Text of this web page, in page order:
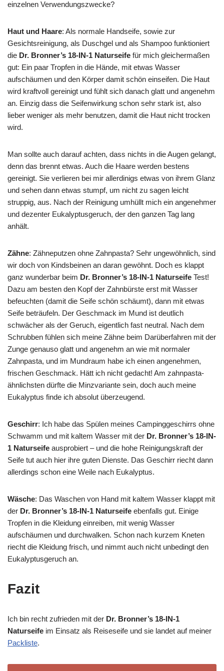
einzelnen Verwendungszwecke?
Haut und Haare: Als normale Handseife, sowie zur
Gesichtsreinigung, als Duschgel und als Shampoo funktioniert
die Dr. Bronner’s 18-IN-1 Naturseife für mich gleichermaßen
gut: Ein paar Tropfen in die Hände, mit etwas Wasser
aufschäumen und den Körper damit schön einseifen. Die Haut
wird kraftvoll gereinigt und fühlt sich danach glatt und angenehm
an. Einzig dass die Seifenwirkung schon sehr stark ist, also
lieber weniger als mehr benutzen, damit die Haut nicht trocken
wird.
Man sollte auch darauf achten, dass nichts in die Augen gelangt,
denn das brennt etwas. Auch die Haare werden bestens
gereinigt. Sie verlieren bei mir allerdinigs etwas von ihrem Glanz
und sehen dann etwas stumpf, um nicht zu sagen leicht
struppig, aus. Nach der Reinigung umhüllt mich ein angenehmer
und dezenter Eukalyptusgeruch, der den ganzen Tag lang
anhält.
Zähne: Zähneputzen ohne Zahnpasta? Sehr ungewöhnlich, sind
wir doch von Kindsbeinen an daran gewöhnt. Doch es klappt
ganz wunderbar beim Dr. Bronner’s 18-IN-1 Naturseife Test!
Dazu am besten den Kopf der Zahnbürste erst mit Wasser
befeuchten (damit die Seife schön schäumt), dann mit etwas
Seife beträufeln. Der Geschmack im Mund ist deutlich
schwächer als der Geruch, eigentlich fast neutral. Nach dem
Schrubben fühlen sich meine Zähne beim Darüberfahren mit der
Zunge genauso glatt und angenehm an wie mit normaler
Zahnpasta, und im Mundraum habe ich einen angenehmen,
frischen Geschmack. Hätt ich nicht gedacht! Am zahnpasta-
ähnlichsten dürfte die Minzvariante sein, doch auch meine
Eukalyptus finde ich absolut überzeugend.
Geschirr: Ich habe das Spülen meines Campinggeschirrs ohne
Schwamm und mit kaltem Wasser mit der Dr. Bronner’s 18-IN-
1 Naturseife ausprobiert – und die hohe Reinigungskraft der
Seife tut auch hier ihre guten Dienste. Das Geschirr riecht dann
allerdings schon eine Weile nach Eukalyptus.
Wäsche: Das Waschen von Hand mit kaltem Wasser klappt mit
der Dr. Bronner’s 18-IN-1 Naturseife ebenfalls gut. Einige
Tropfen in die Kleidung einreiben, mit wenig Wasser
aufschäumen und durchwalken. Schon nach kurzem Kneten
riecht die Kleidung frisch, und nimmt auch nicht unbedingt den
Eukalyptusgeruch an.
Fazit
Ich bin recht zufrieden mit der Dr. Bronner’s 18-IN-1
Naturseife im Einsatz als Reiseseife und sie landet auf meiner
Packliste.